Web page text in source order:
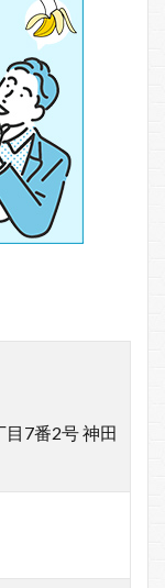
7番2号 神田